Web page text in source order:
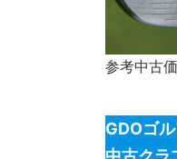
参考中古
GDOゴ